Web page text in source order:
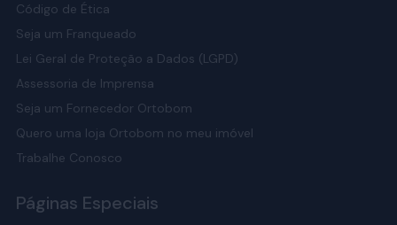
Código de Ética
Seja um Franqueado
Lei Geral de Proteção a Dados (LGPD)
Assessoria de Imprensa
Seja um Fornecedor Ortobom
Quero uma loja Ortobom no meu imóvel
Trabalhe Conosco
Páginas Especiais